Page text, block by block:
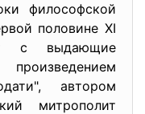
философской
половине XI
с выдающие
автором
митрополит